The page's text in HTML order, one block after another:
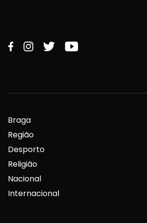
Braga
Região
Desporto
Religião
Nacional
Internacional